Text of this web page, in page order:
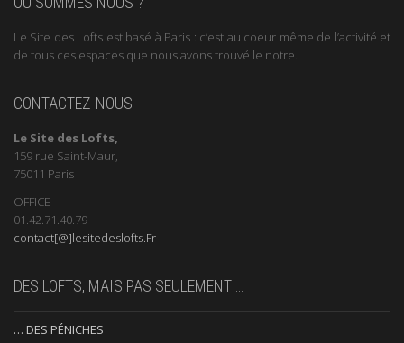
Le Site des Lofts est basé à Paris : c’est au coeur même de l’activité et
de tous ces espaces que nous avons trouvé le notre.
CONTACTEZ-NOUS
Le Site des Lofts,
159 rue Saint-Maur,
75011 Paris
OFFICE
01.42.71.40.79
contact[@]lesitedeslofts.Fr
DES LOFTS, MAIS PAS SEULEMENT …
… DES PÉNICHES